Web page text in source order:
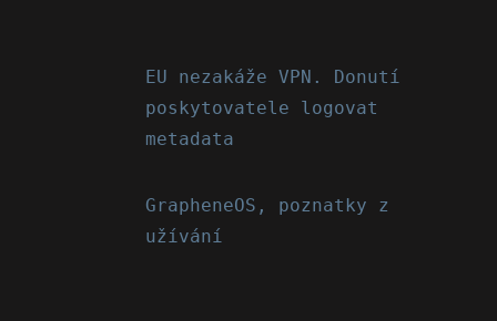
EU nezakáže VPN. Donutí
poskytovatele logovat
metadata
GrapheneOS, poznatky z
užívání